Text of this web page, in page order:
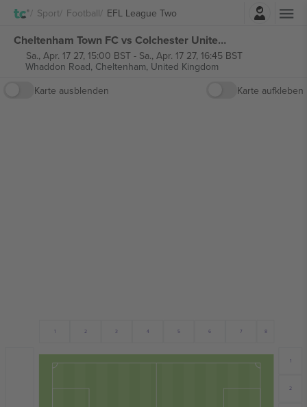
Sport Football EFL League TwoEinloggen
Cheltenham Town FC vs Colchester United FC EFL League Two tickets
Sa., Apr. 17 27, 15:00 BST- Sa., Apr. 17 27, 16:45 BST
Whaddon Road, Cheltenham, United Kingdom
Karte ausblenden
Karte aufkleben
1 2 3 4 5 6 7 8
1
2